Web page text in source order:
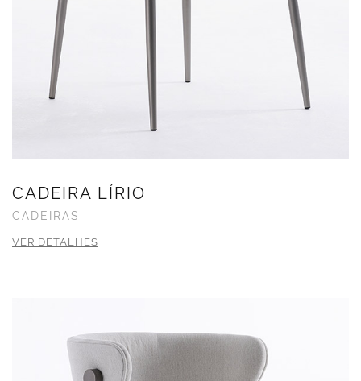
CADEIRA LÍRIO
CADEIRAS
VER DETALHES